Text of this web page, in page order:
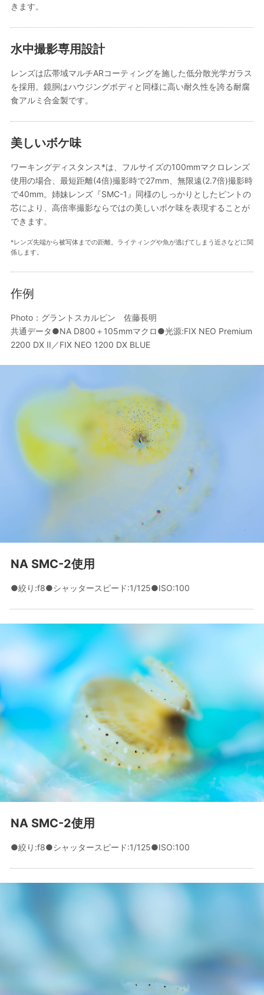
きます。
水中撮影専用設計
レンズは広帯域マルチARコーティングを施した低分散光学ガラス
を採用。鏡胴はハウジングボディと同様に高い耐久性を誇る耐腐
食アルミ合金製です。
美しいボケ味
ワーキングディスタンス*は、フルサイズの100mmマクロレンズ
使用の場合、最短距離(4倍)撮影時で27mm、無限遠(2.7倍)撮影時
で40mm。姉妹レンズ『SMC-1』同様のしっかりとしたピントの
芯により、高倍率撮影ならではの美しいボケ味を表現することが
できます。
*レンズ先端から被写体までの距離。ライティングや魚が逃げてしまう近さなどに関
係します。
作例
Photo：グラントスカルピン 佐藤長明
共通データ●NA D800＋105mmマクロ●光源:FIX NEO Premium
2200 DX II／FIX NEO 1200 DX BLUE
NA SMC-2使用
●絞り:f8●シャッタースピード:1/125●ISO:100
NA SMC-2使用
●絞り:f8●シャッタースピード:1/125●ISO:100